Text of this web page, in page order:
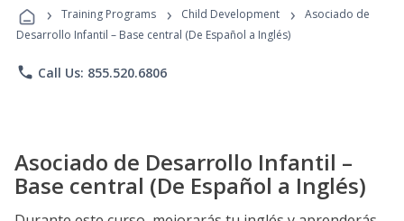
Programs
› Training Programs › Child Development ›
Asociado de
Desarrollo Infantil – Base central (De Español a Inglés)
phone Call Us: 855.520.6806
Asociado de Desarrollo Infantil –
Base central (De Español a Inglés)